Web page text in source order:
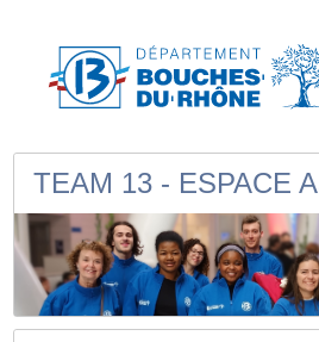
TEAM 13 - ESPACE